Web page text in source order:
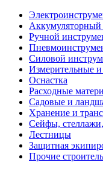
Аккумуляторный
Ручной
Силовой
Измерительные
Оснастка
Расходные
Садовые и
Хранение и
Сейфы,
Лестницы
Защитная
Прочие